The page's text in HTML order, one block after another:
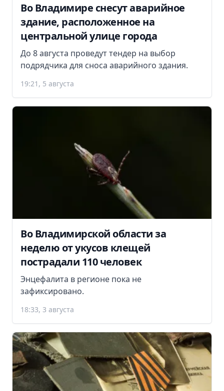
Во Владимире снесут аварийное
здание, расположенное на
центральной улице города
До 8 августа проведут тендер на выбор
подрядчика для сноса аварийного здания.
19:21, 5 августа
Во Владимирской области за
неделю от укусов клещей
пострадали 110 человек
Энцефалита в регионе пока не
зафиксировано.
18:33, 3 августа